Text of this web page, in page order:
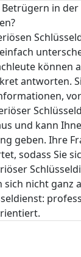
in der
können
antworten.
und kann
geben. Ihre
sodass Sie
sich nicht ganz